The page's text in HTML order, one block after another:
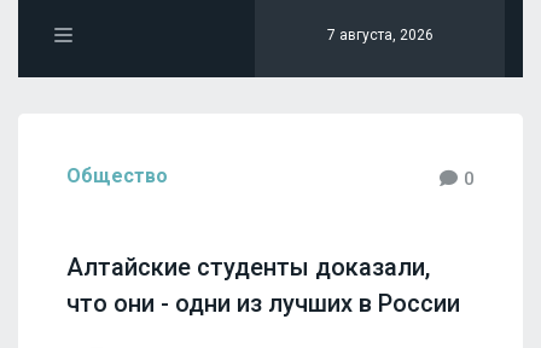
7 августа, 2026
Общество 0
Алтайские студенты доказали,
что они - одни из лучших в России